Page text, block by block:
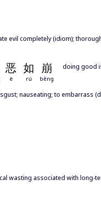
evil completely (idiom);
恶 如 崩
è rú bēng
doing good
nauseating; to embarrass
wasting associated with long-